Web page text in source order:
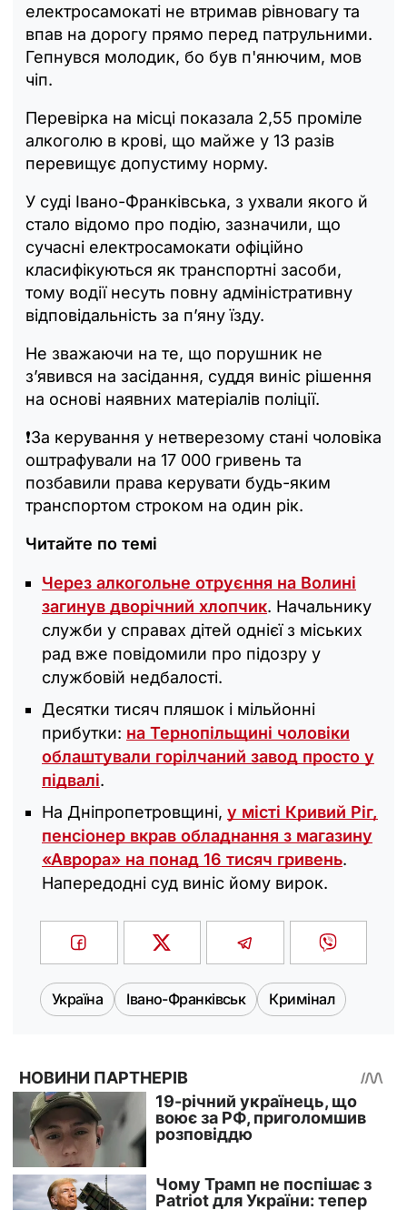
електросамокаті не втримав рівновагу та
впав на дорогу прямо перед патрульними.
Гепнувся молодик, бо був п'янючим, мов
чіп.
Перевірка на місці показала 2,55 проміле
алкоголю в крові, що майже у 13 разів
перевищує допустиму норму.
У суді Івано-Франківська, з ухвали якого й
стало відомо про подію, зазначили, що
сучасні електросамокати офіційно
класифікуються як транспортні засоби,
тому водії несуть повну адміністративну
відповідальність за п’яну їзду.
Не зважаючи на те, що порушник не
з’явився на засідання, суддя виніс рішення
на основі наявних матеріалів поліції.
❗️За керування у нетверезому стані чоловіка
оштрафували на 17 000 гривень та
позбавили права керувати будь-яким
транспортом строком на один рік.
Читайте по темі
Через алкогольне отруєння на Волині
загинув дворічний хлопчик. Начальнику
служби у справах дітей однієї з міських
рад вже повідомили про підозру у
службовій недбалості.
Десятки тисяч пляшок і мільйонні
прибутки: на Тернопільщині чоловіки
облаштували горілчаний завод просто у
підвалі.
На Дніпропетровщині, у місті Кривий Ріг,
пенсіонер вкрав обладнання з магазину
«Аврора» на понад 16 тисяч гривень.
Напередодні суд виніс йому вирок.
Україна Івано-Франківськ Кримінал